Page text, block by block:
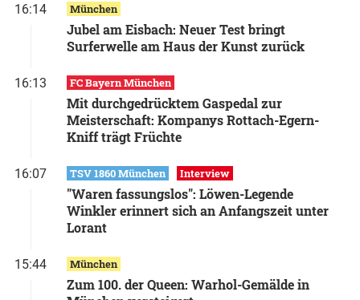
16:14 München
Jubel am Eisbach: Neuer Test bringt
Surferwelle am Haus der Kunst zurück
16:13 FC Bayern München
Mit durchgedrücktem Gaspedal zur
Meisterschaft: Kompanys Rottach-Egern-
Kniff trägt Früchte
16:07 TSV 1860 München Interview
"Waren fassungslos": Löwen-Legende
Winkler erinnert sich an Anfangszeit unter
Lorant
15:44 München
Zum 100. der Queen: Warhol-Gemälde in